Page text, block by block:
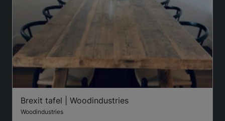
Brexit tafel | Woodindustries
Woodindustries